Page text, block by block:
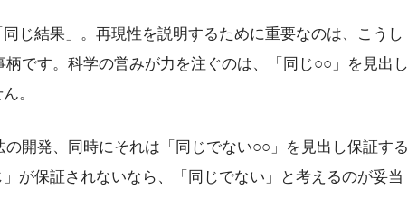
同じ結果」。再現性を説明するために重要なのは、こうし
です。科学の営みが力を注ぐのは、「同じ○○」を見出し
。
の開発、同時にそれは「同じでない○○」を見出し保証する
が保証されないなら、「同じでない」と考えるのが妥当